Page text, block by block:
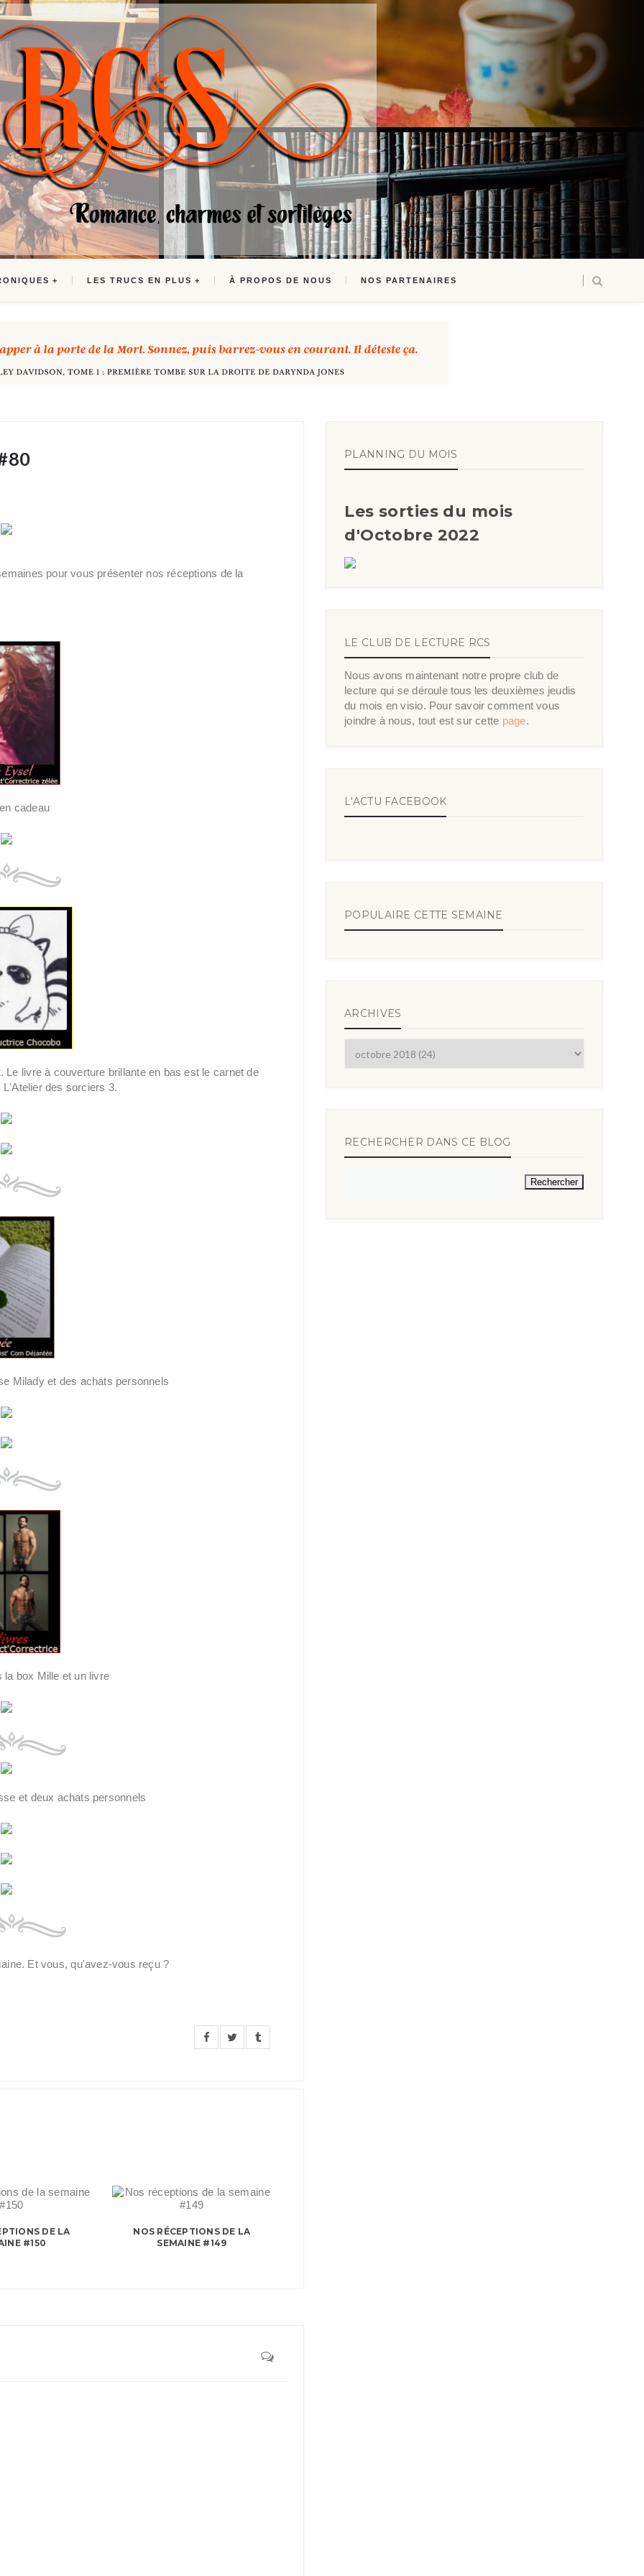
LES TRUCS EN PLUS À PROPOS DE NOUS NOS PARTENAIRES
pour vous présenter nos réceptions de la
cadeau
livre à couverture brillante en bas est le carnet de
des sorciers 3.
Milady et des achats personnels
la box Mille et un livre
et deux achats personnels
Et vous, qu'avez-vous reçu ?
DE LA
#150
NOS RÉCEPTIONS DE LA
SEMAINE #149
PLANNING DU MOIS
Les sorties du mois
d'Octobre 2022
LE CLUB DE LECTURE RCS
Nous avons maintenant notre propre club de
lecture qui se déroule tous les deuxièmes jeudis
du mois en visio. Pour savoir comment vous
joindre à nous, tout est sur cette page.
L'ACTU FACEBOOK
POPULAIRE CETTE SEMAINE
ARCHIVES
RECHERCHER DANS CE BLOG